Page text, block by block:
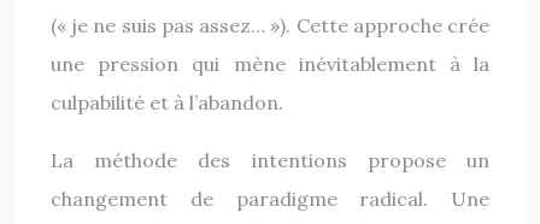
(« je ne suis pas assez… »). Cette approche crée
une pression qui mène inévitablement à la
culpabilité et à l’abandon.
La méthode des intentions propose un
changement de paradigme radical. Une